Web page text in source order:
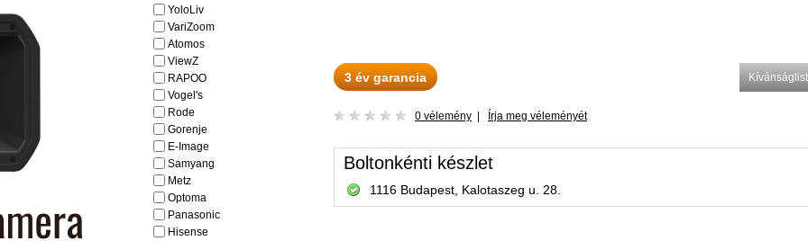
YoloLiv
VariZoom
Atomos
ViewZ
RAPOO
Vogel's
Rode
Gorenje
E-Image
Samyang
Metz
Optoma
Panasonic
Hisense
3 év garancia
0 vélemény Írja meg véleményét
Boltonkénti készlet
1116 Budapest, Kalotaszeg u. 28.